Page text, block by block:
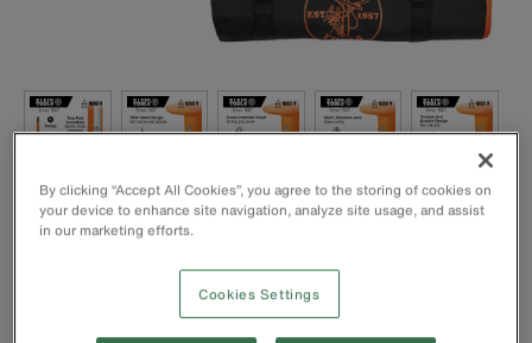
Um conjunto de 13 ferramentas profissionais isoladas
By clicking “Accept All Cookies”, you agree to the storing of cookies on
your device to enhance site navigation, analyze site usage, and assist
in our marketing efforts.
Cookies Settings